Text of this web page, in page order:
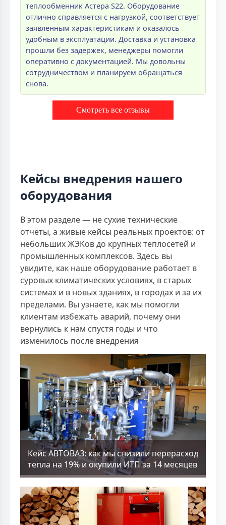
теплообменник Астера S22. Оборудование
отлично справляется с нагрузкой, соответствует
заявленным характеристикам и оказалось
удобным в эксплуатации. Доставка и установка
прошли без задержек, менеджеры помогли
оперативно с документацией. Мы довольны
сотрудничеством и планируем обращаться
снова.
Смотреть все отзывы
Кейсы внедрения нашего
оборудования
В этом разделе — не сухие технические
отчёты, а живые кейсы реальных проектов: от
небольших ЖЭКов до крупных теплосетей и
промышленных комплексов. Здесь вы
увидите, как наше оборудование работает в
суровых климатических условиях, в старых
системах и в новых зданиях, в городах и за их
пределами. Вы узнаете, как мы помогли
клиентам избежать аварий, почему они
вернулись к нам спустя годы и что
изменилось после внедрения
Кейс АВТОВАЗ: как мы снизили перерасход
тепла на 19% и окупили ИТП за 14 месяцев